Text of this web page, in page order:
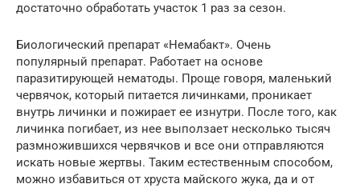
достаточно обработать участок 1 раз за сезон.
Биологический препарат «Немабакт». Очень
популярный препарат. Работает на основе
паразитирующей нематоды. Проще говоря, маленький
червячок, который питается личинками, проникает
внутрь личинки и пожирает ее изнутри. После того, как
личинка погибает, из нее выползает несколько тысяч
размножившихся червячков и все они отправляются
искать новые жертвы. Таким естественным способом,
можно избавиться от хруста майского жука, да и от